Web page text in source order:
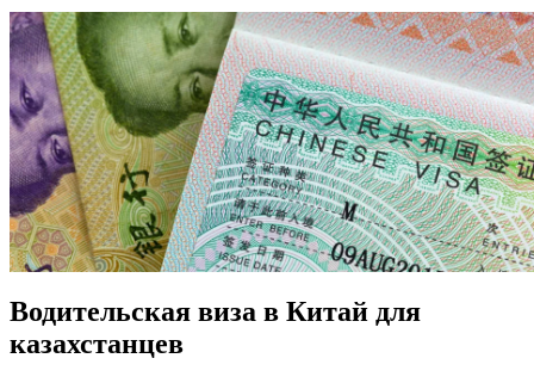
Водительская виза в Китай для
казахстанцев